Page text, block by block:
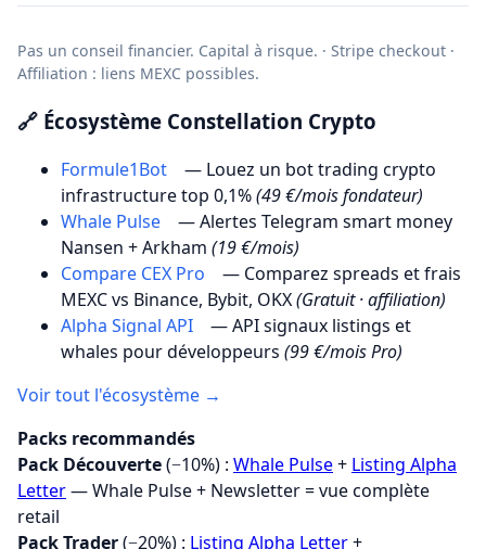
Pas un conseil financier. Capital à risque. · Stripe checkout ·
Affiliation : liens MEXC possibles.
🔗 Écosystème Constellation Crypto
Formule1Bot
— Louez un bot trading crypto
infrastructure top 0,1%(49 €/mois fondateur)
Whale Pulse
— Alertes Telegram smart money
Nansen + Arkham (19 €/mois)
Compare CEX Pro
— Comparez spreads et frais
MEXC vs Binance, Bybit, OKX(Gratuit · affiliation)
Alpha Signal API
— API signaux listings et
whales pour développeurs (99 €/mois Pro)
Voir tout l'écosystème →
Packs recommandés
Pack Découverte(−10%) : Whale Pulse+ Listing Alpha
Letter— Whale Pulse + Newsletter = vue complète
retail
Pack Trader(−20%) : Listing Alpha Letter+